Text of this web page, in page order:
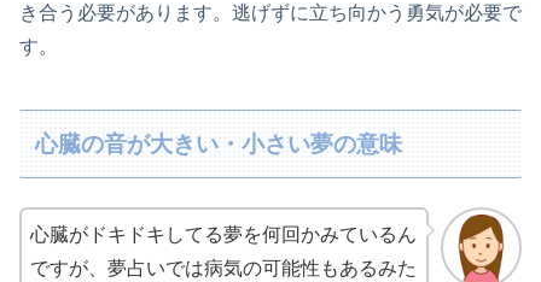
き合う必要があります。逃げずに立ち向かう勇気が必要で
す。
心臓の音が大きい・小さい夢の意味
心臓がドキドキしてる夢を何回かみているん
ですが、夢占いでは病気の可能性もあるみた